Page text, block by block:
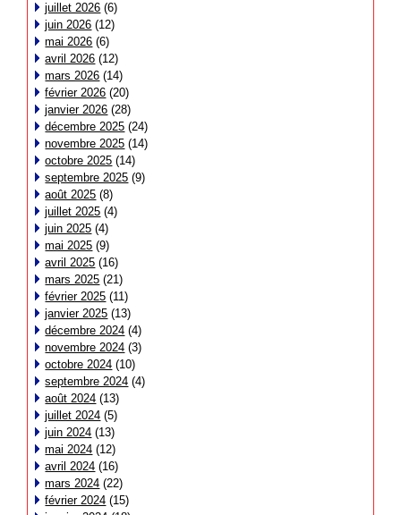
juillet 2026 (6)
juin 2026 (12)
mai 2026 (6)
avril 2026 (12)
mars 2026 (14)
février 2026 (20)
janvier 2026 (28)
décembre 2025 (24)
novembre 2025 (14)
octobre 2025 (14)
septembre 2025 (9)
août 2025 (8)
juillet 2025 (4)
juin 2025 (4)
mai 2025 (9)
avril 2025 (16)
mars 2025 (21)
février 2025 (11)
janvier 2025 (13)
décembre 2024 (4)
novembre 2024 (3)
octobre 2024 (10)
septembre 2024 (4)
août 2024 (13)
juillet 2024 (5)
juin 2024 (13)
mai 2024 (12)
avril 2024 (16)
mars 2024 (22)
février 2024 (15)